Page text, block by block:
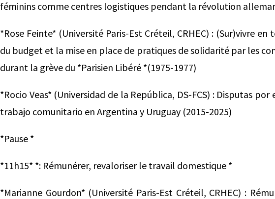
féminins comme centres logistiques pendant la révolution
*Rose Feinte* (Université Paris-Est Créteil, CRHEC) : (Sur)vivre
du budget et la mise en place de pratiques de solidarité par les
durant la grève du *Parisien Libéré *(1975-1977)
*Rocio Veas* (Universidad de la República, DS-FCS) : Disputas
trabajo comunitario en Argentina y Uruguay (2015-2025)
*Pause *
*11h15* *: Rémunérer, revaloriser le travail domestique *
*Marianne Gourdon* (Université Paris-Est Créteil, CRHEC) :